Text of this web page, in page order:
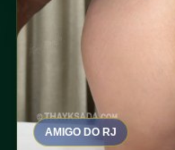
AMIGO DO RJ